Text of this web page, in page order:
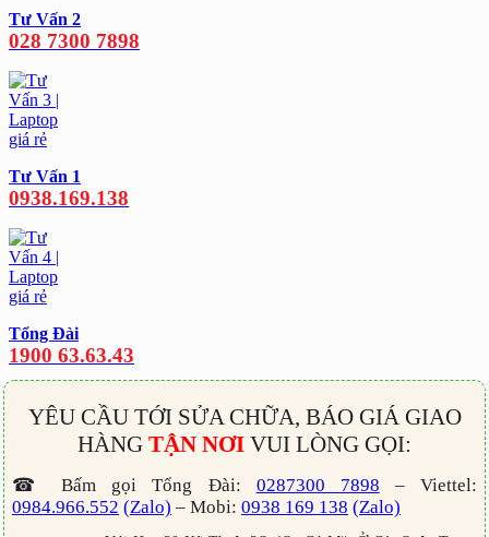
Tư Vấn 2
028 7300 7898
Tư Vấn 1
0938.169.138
Tổng Đài
1900 63.63.43
YÊU CẦU TỚI SỬA CHỮA, BÁO GIÁ GIAO
HÀNG TẬN NƠI VUI LÒNG GỌI:
☎ Bấm gọi Tổng Đài: 0287300 7898 – Viettel:
0984.966.552 (Zalo) – Mobi: 0938 169 138 (Zalo)